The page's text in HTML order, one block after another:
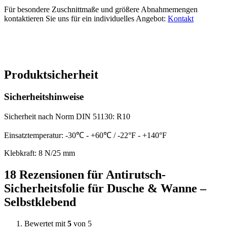
Für besondere Zuschnittmaße und größere Abnahmemengen
kontaktieren Sie uns für ein individuelles Angebot: Kontakt
Produktsicherheit
Sicherheitshinweise
Sicherheit nach Norm DIN 51130: R10
Einsatztemperatur: -30℃ - +60℃ / -22°F - +140°F
Klebkraft: 8 N/25 mm
18 Rezensionen für Antirutsch-
Sicherheitsfolie für Dusche & Wanne –
Selbstklebend
Bewertet mit 5 von 5